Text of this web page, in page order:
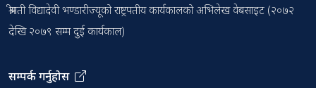
श्रीमती विद्यादेवी भण्डारीज्यूको राष्ट्रपतीय कार्यकालको अभिलेख वेबसाइट (२०७२
देखि २०७९ सम्म दुई कार्यकाल)
सम्पर्क गर्नुहोस